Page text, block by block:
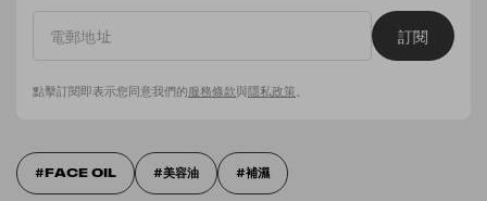
訂閱
點擊訂閱即表示您同意我們的服務條款與隱私政策
FACE OIL 美容油 補濕